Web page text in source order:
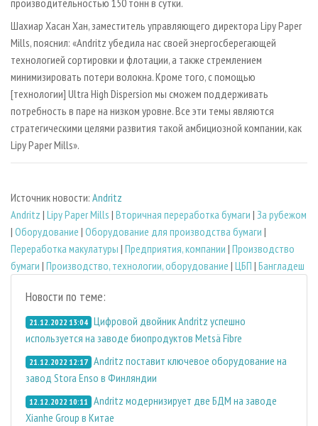
Шахиар Хасан Хан, заместитель управляющего директора Lipy Paper
Mills, пояснил: «Andritz убедила нас своей энергосберегающей
технологией сортировки и флотации, а также стремлением
минимизировать потери волокна. Кроме того, с помощью
[технологии] Ultra High Dispersion мы сможем поддерживать
потребность в паре на низком уровне. Все эти темы являются
стратегическими целями развития такой амбициозной компании, как
Lipy Paper Mills».
Источник новости: Andritz
Andritz | Lipy Paper Mills | Вторичная переработка бумаги | За рубежом
| Оборудование | Оборудование для производства бумаги |
Переработка макулатуры | Предприятия, компании | Производство
бумаги | Производство, технологии, оборудование | ЦБП | Бангладеш
Новости по теме:
21.12.2022 13:04 Цифровой двойник Andritz успешно
используется на заводе биопродуктов Metsä Fibre
21.12.2022 12:17 Andritz поставит ключевое оборудование на
завод Stora Enso в Финляндии
12.12.2022 10:11 Andritz модернизирует две БДМ на заводе
Xianhe Group в Китае